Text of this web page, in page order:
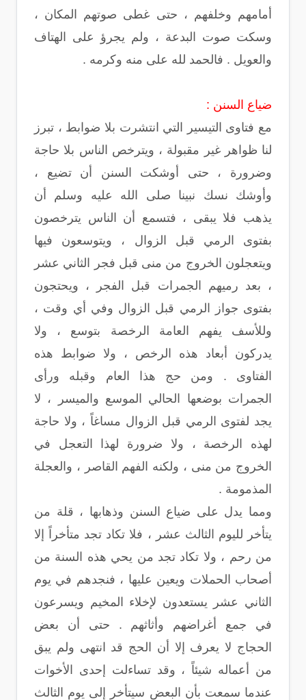
أمامهم وخلفهم ، حتى غطى صوتهم المكان ،
وسكت صوت البدعة ، ولم يجرؤ على الهتاف
والعويل . فالحمد لله على منه وكرمه .
ضياع السنن :
مع فتاوى التيسير التي انتشرت بلا ضوابط ، تبرز
لنا ظواهر غير مقبولة ، ويترخص الناس بلا حاجة
وضرورة ، حتى أوشكت السنن أن تضيع ،
وأوشك نسك نبينا صلى الله عليه وسلم أن
يذهب فلا يبقى ، فتسمع أن الناس يترخصون
بفتوى الرمي قبل الزوال ، ويتوسعون فيها
ويتعجلون الخروج من منى قبل فجر الثاني عشر
، بعد رميهم الجمرات قبل الفجر ، ويحتجون
بفتوى جواز الرمي قبل الزوال وفي أي وقت ،
وللأسف يفهم العامة الرخصة بتوسع ، ولا
يدركون أبعاد هذه الرخص ، ولا ضوابط هذه
الفتاوى . ومن حج هذا العام وقبله ورأى
الجمرات بوضعها الحالي الموسع والميسر ، لا
يجد لفتوى الرمي قبل الزوال مساغاً ، ولا حاجة
لهذه الرخصة ، ولا ضرورة لهذا التعجل في
الخروج من منى ، ولكنه الفهم القاصر ، والعجلة
المذمومة .
ومما يدل على ضياع السنن وذهابها ، قلة من
يتأخر لليوم الثالث عشر ، فلا تكاد تجد متأخراً إلا
من رحم ، ولا تكاد تجد من يحي هذه السنة من
أصحاب الحملات ويعين عليها ، فنجدهم في يوم
الثاني عشر يستعدون لإخلاء المخيم ويسرعون
في جمع أغراضهم وأثاثهم . حتى أن بعض
الحجاج لا يعرف إلا أن الحج قد انتهى ولم يبق
من أعماله شيئاً ، وقد تساءلت إحدى الأخوات
عندما سمعت بأن البعض سيتأخر إلى يوم الثالث